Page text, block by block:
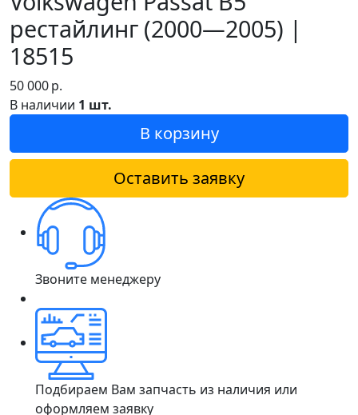
рестайлинг (2000—2005) |
18515
50 000р.
В наличии 1 шт.
В корзину
Оставить заявку
Звоните менеджеру
Подбираем Вам запчасть из наличия или
оформляем заявку